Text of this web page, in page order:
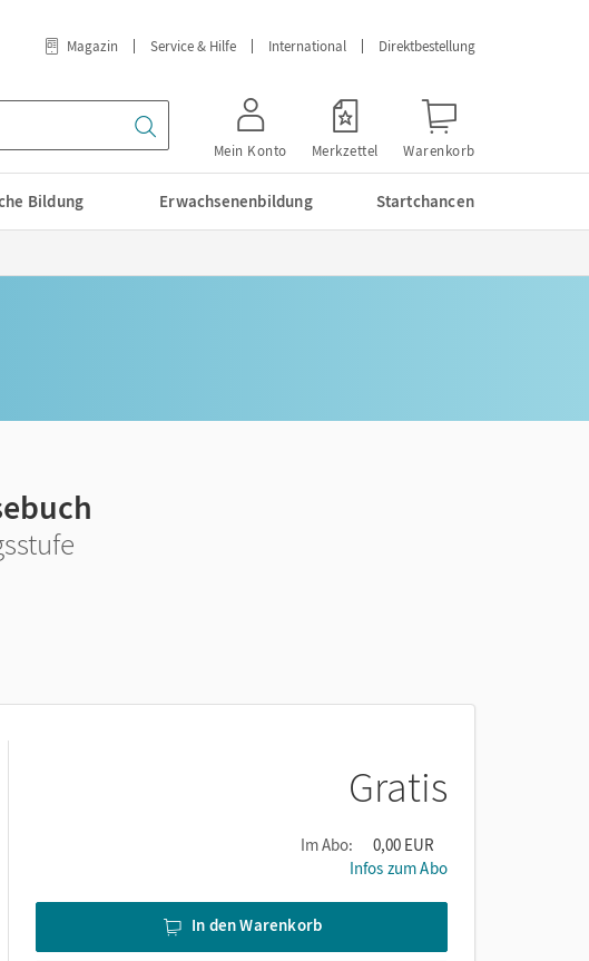
Magazin Service & Hilfe International Direktbestellung
Mein Konto Merkzettel Warenkorb
Bildung Erwachsenenbildung Startchancen
Gratis
Im Abo:
0,00 EUR
Infos zum Abo
In den Warenkorb